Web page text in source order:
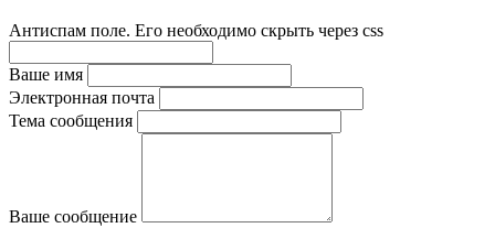
Антиспам поле. Его необходимо скрыть через css
Ваше имя
Электронная почта
Тема сообщения
Ваше сообщение